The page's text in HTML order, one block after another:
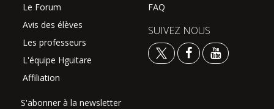
Le Forum
Avis des élèves
Les professeurs
L'équipe Hguitare
Affiliation
FAQ
SUIVEZ NOUS
S'abonner à la newsletter